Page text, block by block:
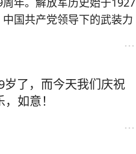
安排以及国际海底管理局
国家的经济和社会发展构
公约》，但美国签署了19
十一部分的协定》，并依
义务，不得采取任何可能
编撰出版工作仍在继续进
散文》、《北高加索各民
联邦各民族语言创作的当
国共产党领导下的武装力
20世纪20年代，苏联对国
积极协助下，广州黄埔军
联专家直接参与教学组织
了，而今天我们庆祝
如意！